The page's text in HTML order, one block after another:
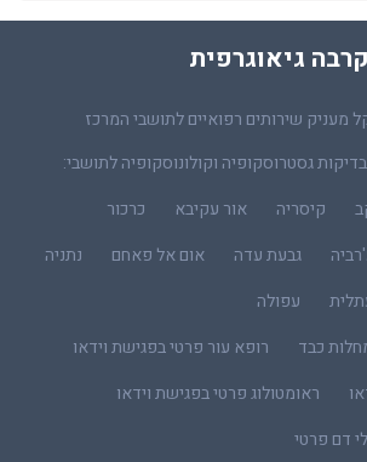
גיאוגרפית
מעניק שירותים רפואיים לתושבי המרכז
גסטרוסקופיה וקולונוסקופיה לתושבי:
קיסריה אור עקיבא
כרכור
גבעת עדה אום אל פאחם
נתניה
עפולה
כבד
רופא עור פרטי בפגישת וידאו
ראומטולוג פרטי בפגישת וידאו
דם פרטי